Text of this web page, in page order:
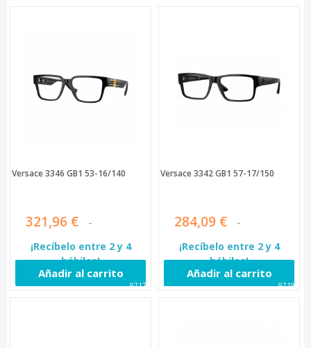
Versace 3346 GB1 53-16/140
321,96 €
¡Recíbelo entre 2 y 4
hábiles!
Añadir al carrito
97175
Versace 3342 GB1 57-17/150
284,09 €
¡Recíbelo entre 2 y 4
hábiles!
Añadir al carrito
97191